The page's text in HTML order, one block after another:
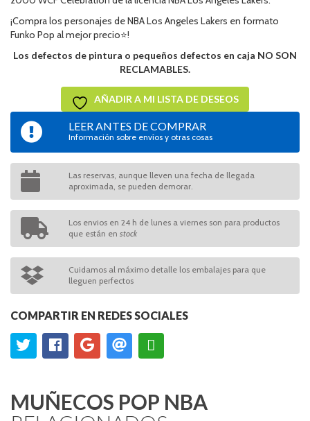
¡Compra los personajes de NBA Los Angeles Lakers en formato
Funko Pop al mejor precio⭐!
Los defectos de pintura o pequeños defectos en caja NO SON
RECLAMABLES.
AÑADIR A MI LISTA DE DESEOS
LEER ANTES DE COMPRAR
Información sobre envíos y otras cosas
Las reservas, aunque lleven una fecha de llegada
aproximada, se pueden demorar.
Los envios en 24 h de lunes a viernes son para productos
que están en stock
Cuidamos al máximo detalle los embalajes para que
lleguen perfectos
COMPARTIR EN REDES SOCIALES
MUÑECOS POP NBA